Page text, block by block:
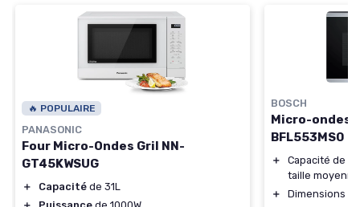
🔥 POPULAIRE
PANASONIC
Four Micro-Ondes Gril NN-
GT45KWSUG
＋ Capacité de 31L
BOSCH
Micro-ondes
BFL553MS0
＋
Capacité de
taille moyenne
＋
Dimensions